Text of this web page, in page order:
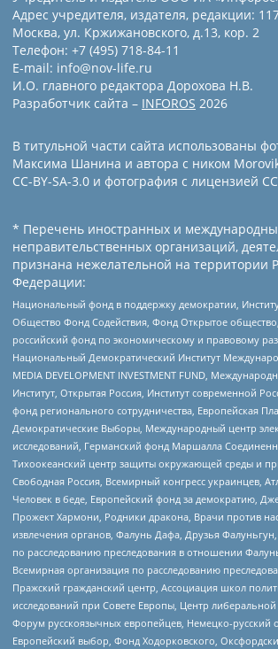
Адрес учредителя, издателя, редакции:
Москва, ул. Кржижановского, д.13, кор. 2
Телефон: +7 (495) 718-84-11
E-mail: info@nov-life.ru
И.О. главного редактора Дорохова Н.В.
Разработчик сайта – INFOROS 2026
В титульной части сайта использованы
Максима Шанина и автора с ником
CC-BY-SA-3.0 и фотография с лицензией
* Перечень иностранных и
неправительственных организаций,
признана нежелательной на территории
Федерации:
Национальный фонд в поддержку демократии,
Общество Фонд Содействия, Фонд Открытое
российский фонд по экономическому и правовому
Национальный Демократический Институт
MEDIA DEVELOPMENT INVESTMENT FUND,
Институт, Открытая Россия, Институт современной
фонд регионального сотрудничества, Европейская
Демократические Выборы, Международный центр
исследований, Германский фонд Маршалла
Тихоокеанский центр защиты окружающей среды и
Свободная Россия, Всемирный конгресс украинцев,
Человек в беде, Европейский фонд за демократию,
Прожект Хармони, Родники дракона, Врачи против
извлечения органов, Фалунь Дафа, Друзья
по расследованию преследования в отношении
Всемирная организация по расследованию
Пражский гражданский центр, Ассоциация школ
исследований при Совете Европы, Центр
Форум русскоязычных европейцев, Немецко-русский
Европейский выбор, Фонд Ходорковского,